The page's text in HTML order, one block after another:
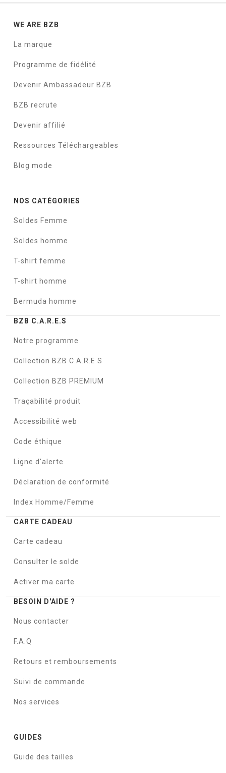
WE ARE BZB
La marque
Programme de fidélité
Devenir Ambassadeur BZB
BZB recrute
Devenir affilié
Ressources Téléchargeables
Blog mode
NOS CATÉGORIES
Soldes Femme
Soldes homme
T-shirt femme
T-shirt homme
Bermuda homme
BZB C.A.R.E.S
Notre programme
Collection BZB C.A.R.E.S
Collection BZB PREMIUM
Traçabilité produit
Accessibilité web
Code éthique
Ligne d'alerte
Déclaration de conformité
Index Homme/Femme
CARTE CADEAU
Carte cadeau
Consulter le solde
Activer ma carte
BESOIN D'AIDE ?
Nous contacter
F.A.Q
Retours et remboursements
Suivi de commande
Nos services
GUIDES
Guide des tailles